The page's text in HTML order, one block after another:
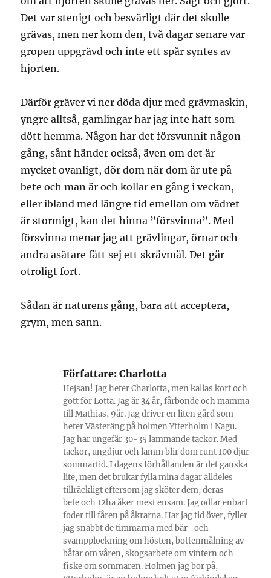
Det var stenigt och besvärligt där det skulle
grävas, men ner kom den, två dagar senare var
gropen uppgrävd och inte ett spår syntes av
hjorten.
Därför gräver vi ner döda djur med grävmaskin,
yngre alltså, gamlingar har jag inte haft som
dött hemma. Någon har det försvunnit någon
gång, sånt händer också, även om det är
mycket ovanligt, dör dom när dom är ute på
bete och man är och kollar en gång i veckan,
eller ibland med längre tid emellan om vädret
är stormigt, kan det hinna ”försvinna”. Med
försvinna menar jag att grävlingar, örnar och
andra asätare fått sej ett skråvmål. Det går
otroligt fort.
Sådan är naturens gång, bara att acceptera,
grym, men sann.
Författare: Charlotta
Hejsan! Jag heter Charlotta, men kallas kort och
gott för Lotta. Jag är 34 år, fårbonde och mamma
till Mathias, 9år. Jag driver en liten gård som
heter Västeräng på holmen Ytterholm i Nagu.
Jag har ungefär 30-35 lammande tackor. Med
tackor, ungdjur och lamm blir dom runt 100 djur
sommartid. I dagens förhållanden är det ganska
lite, men det brukar fylla mina dagar alldeles
tillräckligt eftersom jag sköter dem, deras
bete och 12ha åker mest ensam. Jag odlar enbart
foder till fåren på åkrarna. Har jag tid över, fyller
jag snabbt de timmarna med bär- och
svampplockning om hösten, bottenmålning av
båtar om våren, skogsarbete om vintern och
fiske om sommaren. Holmen jag bor på,